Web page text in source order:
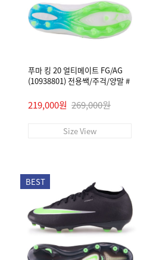
푸마 킹 20 얼티메이트 FG/AG
(10938801) 전용쌕/주걱/양말 #
219,000원 269,000원
Size View
BEST